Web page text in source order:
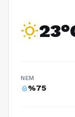
wb_sunny
NEM
humidity_percentage%75